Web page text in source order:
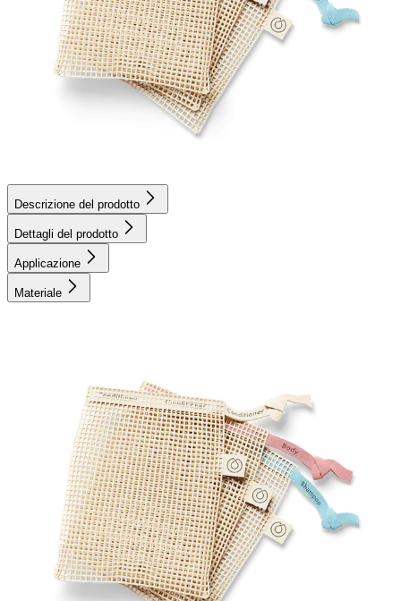
Descrizione del prodotto
Dettagli del prodotto
Applicazione
Materiale